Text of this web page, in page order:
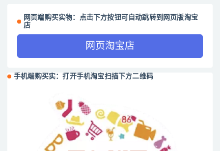
网页端购买实物：点击下方按钮可自动跳转到网页版淘宝
店
网页淘宝店
手机端购买实：打开手机淘宝扫描下方二维码